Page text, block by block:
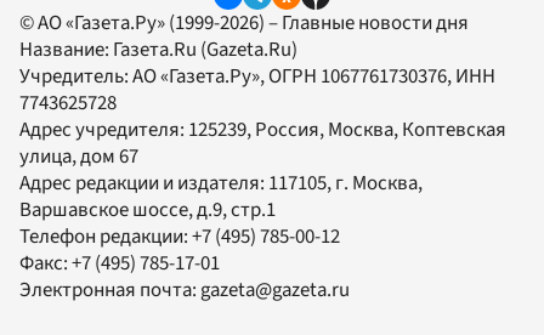
© АО «Газета.Ру» (1999-2026) – Главные новости дня
Название: Газета.Ru (Gazeta.Ru)
Учредитель:АО «Газета.Ру», ОГРН 1067761730376, ИНН
7743625728
Адрес учредителя: 125239, Россия, Москва, Коптевская
улица, дом 67
Адрес редакции и издателя: 117105, г. Москва,
Варшавское шоссе, д.9, стр.1
Телефон редакции:+7 (495) 785-00-12
Факс:+7 (495) 785-17-01
Электронная почта: gazeta@gazeta.ru